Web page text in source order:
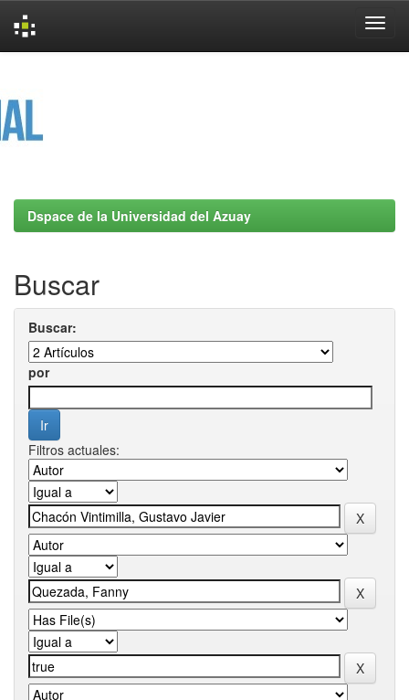
Dspace de la Universidad del Azuay
Buscar
Buscar:
por
Filtros actuales: